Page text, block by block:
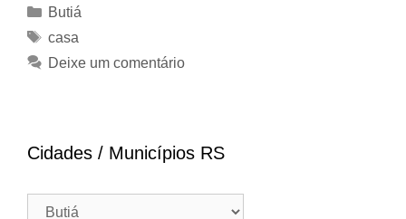
Categorias
Butiá
Tags
casa
Deixe um comentário
Cidades / Municípios RS
Cidades